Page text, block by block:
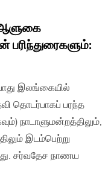
ஆளுகை
பரிந்துரைகளும்:
இலங்கையில்
தொடர்பாகப் பரந்த
நாடாளுமன்றத்திலும்,
இடம்பெற்று
சர்வதேச நாணய